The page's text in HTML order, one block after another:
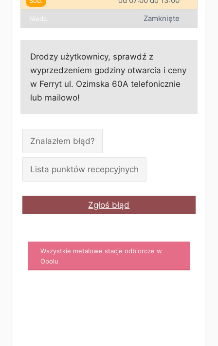
Niedz. Zamknięte
Drodzy użytkownicy, sprawdź z
wyprzedzeniem godziny otwarcia i ceny
w Ferryt ul. Ozimska 60A telefonicznie
lub mailowo!
Znalazłem błąd?
Lista punktów recepcyjnych
Zgłoś błąd
Wszystkie metalowe stacje odbiorcze w
Opolu